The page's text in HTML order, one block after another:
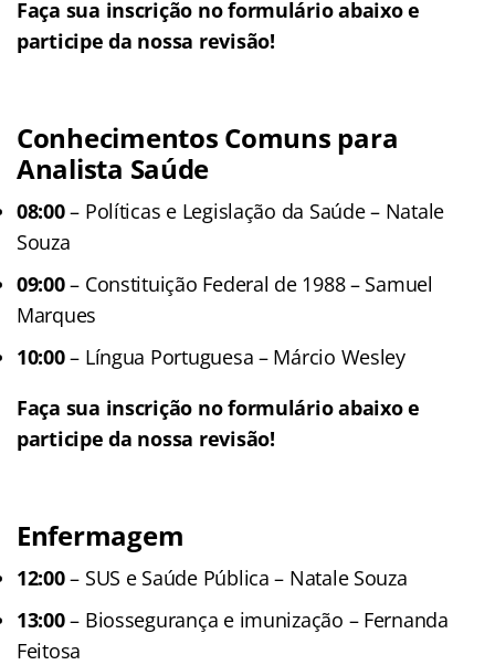
Faça sua inscrição no formulário abaixo e
participe da nossa revisão!
Conhecimentos Comuns para
Analista Saúde
08:00– Políticas e Legislação da Saúde – Natale
Souza
09:00– Constituição Federal de 1988 – Samuel
Marques
10:00– Língua Portuguesa – Márcio Wesley
Faça sua inscrição no formulário abaixo e
participe da nossa revisão!
Enfermagem
12:00– SUS e Saúde Pública – Natale Souza
13:00– Biossegurança e imunização – Fernanda
Feitosa